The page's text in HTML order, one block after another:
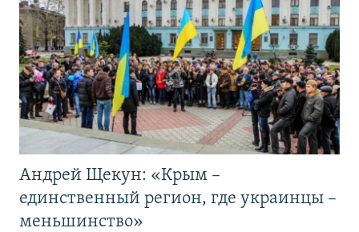
Андрей Щекун: «Крым –
единственный регион, где украинцы –
меньшинство»